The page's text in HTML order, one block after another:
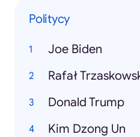
Politycy
Joe Biden
Rafał
Donald Trump
Kim Dzong Un